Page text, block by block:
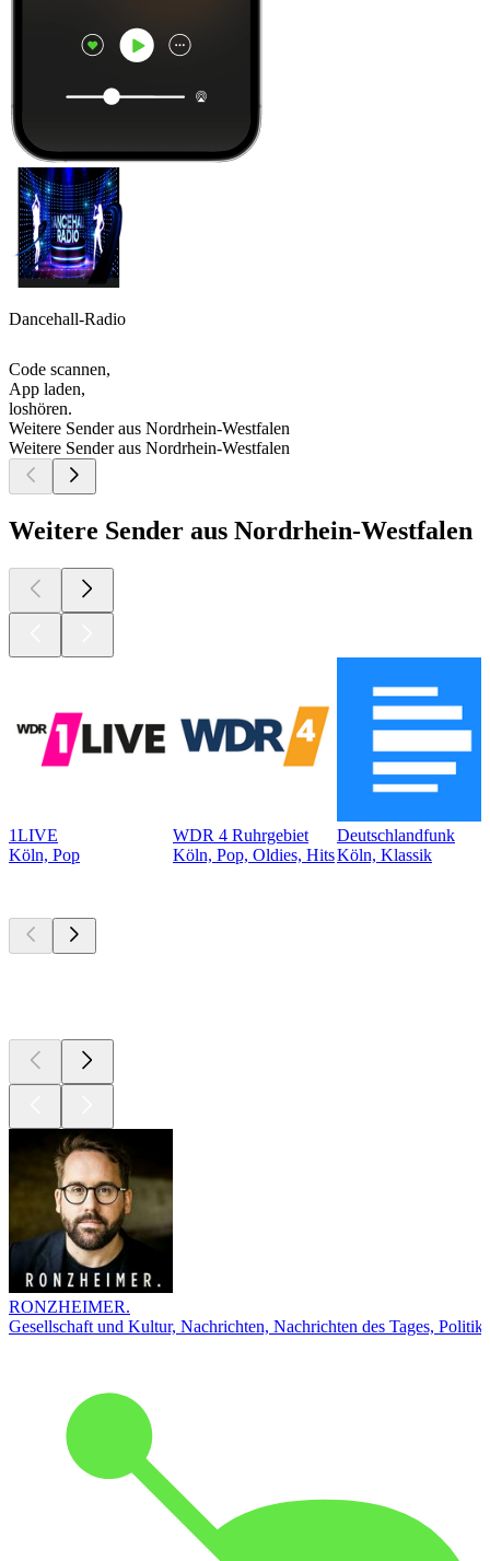
Dancehall-Radio
Code scannen,
App laden,
loshören.
Weitere Sender aus Nordrhein-Westfalen
Weitere Sender aus Nordrhein-Westfalen
Weitere Sender aus Nordrhein-Westfalen
1LIVE
Köln, Pop
WDR 4 Ruhrgebiet
Köln, Pop, Oldies, Hits
Deutschlandfunk
Köln, Klassik
RONZHEIMER.
Gesellschaft und Kultur, Nachrichten, Nachrichten des Tages, Politik